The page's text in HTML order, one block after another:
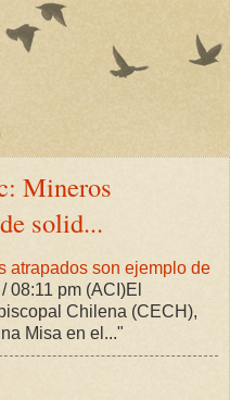
Mineros
solid...
atrapados son ejemplo de
08:11 pm (ACI)El
Chilena (CECH),
Misa en el..."